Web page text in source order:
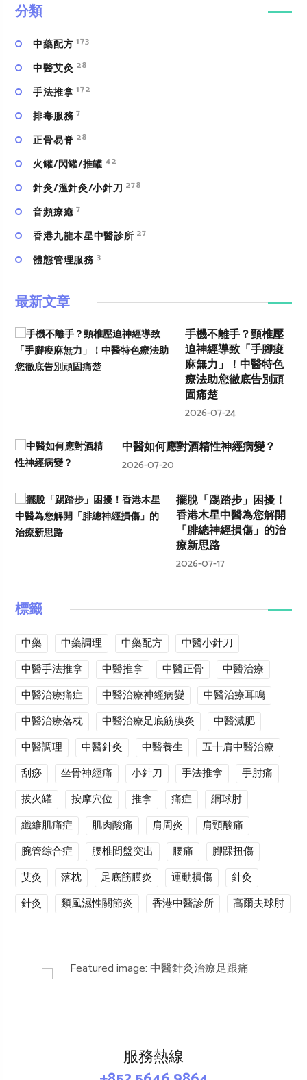
分類
中藥配方 173
中醫艾灸 28
手法推拿 172
排毒服務 7
正骨易脊 28
火罐/閃罐/推罐 42
針灸/溫針灸/小針刀 278
⾳頻療癒 7
香港九龍木星中醫診所 27
體態管理服務 3
最新文章
手機不離手？頸椎壓
迫神經導致「手腳痠
麻無力」！中醫特色
療法助您徹底告別頑
固痛楚
2026-07-24
中醫如何應對酒精性神經病變？
2026-07-20
擺脫「踢踏步」困擾！
香港木星中醫為您解開
「腓總神經損傷」的治
療新思路
2026-07-17
標籤
中藥 中藥調理 中藥配方
中醫小針刀
中醫手法推拿
中醫推拿 中醫正骨
中醫治療
中醫治療痛症
中醫治療神經病變
中醫治療耳鳴
中醫治療落枕
中醫治療足底筋膜炎
中醫減肥
中醫調理
中醫針灸 中醫養生
五十肩中醫治療
刮痧
坐骨神經痛 小針刀 手法推拿
手肘痛
拔火罐
按摩穴位 推拿 痛症
網球肘
纖維肌痛症
肌肉酸痛 肩周炎
肩頸酸痛
腕管綜合症
腰椎間盤突出 腰痛
腳踝扭傷
艾灸
落枕 足底筋膜炎 運動損傷
針灸
針灸
類風濕性關節炎 香港中醫診所 高爾夫球肘
服務熱線